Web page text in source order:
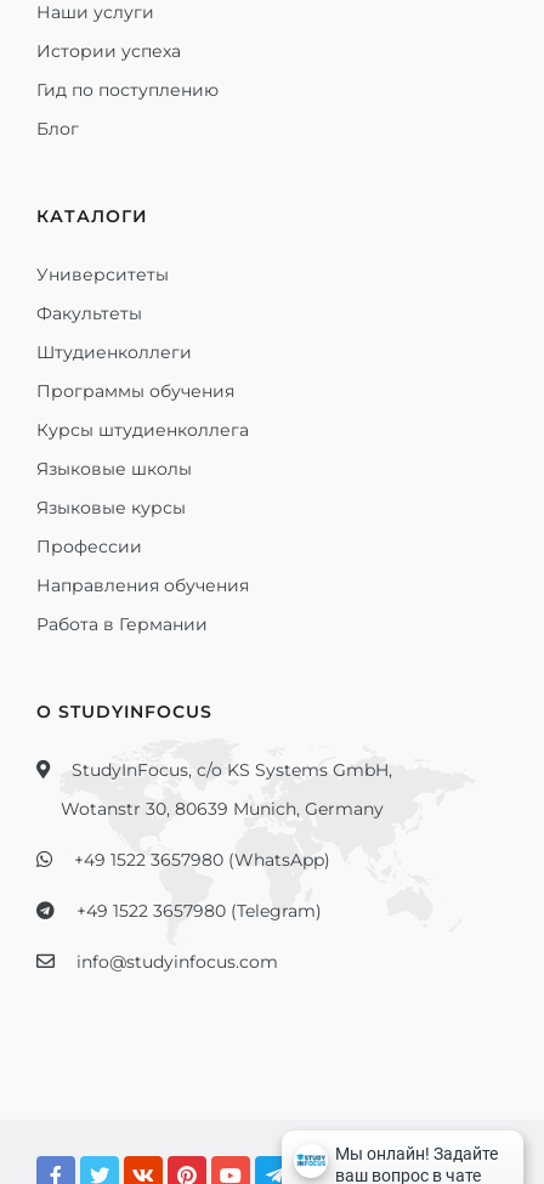
Наши услуги
Истории успеха
Гид по поступлению
Блог
КАТАЛОГИ
Университеты
Факультеты
Штудиенколлеги
Программы обучения
Курсы штудиенколлега
Языковые школы
Языковые курсы
Профессии
Направления обучения
Работа в Германии
О STUDYINFOCUS
StudyInFocus, c/o KS Systems GmbH,
Wotanstr 30, 80639 Munich, Germany
+49 1522 3657980 (WhatsApp)
+49 1522 3657980 (Telegram)
info@studyinfocus.com